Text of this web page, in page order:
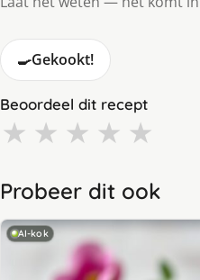
🍳Gekookt!
Beoordeel dit recept
★ ★ ★ ★ ★
Probeer dit ook
AI-kok